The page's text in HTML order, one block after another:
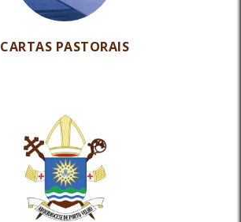
CARTAS PASTORAIS